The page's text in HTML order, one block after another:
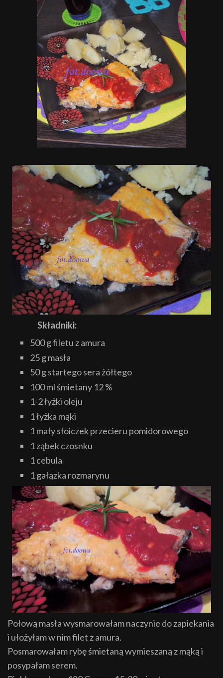
Składniki:
500 g filetu z amura
25 g masła
50 g startego sera żółtego
100 ml śmietany 12 %
1-2 łyżki oleju
1 łyżka mąki
1 mały słoiczek przecieru pomidorowego
1 ząbek czosnku
1 cebula
1 gałązka rozmarynu
Połową masła wysmarowałam naczynie do zapiekania
i ułożyłam w nim filet z amura.
Posmarowałam rybę śmietaną wymieszaną z mąką i
posypałam serem.